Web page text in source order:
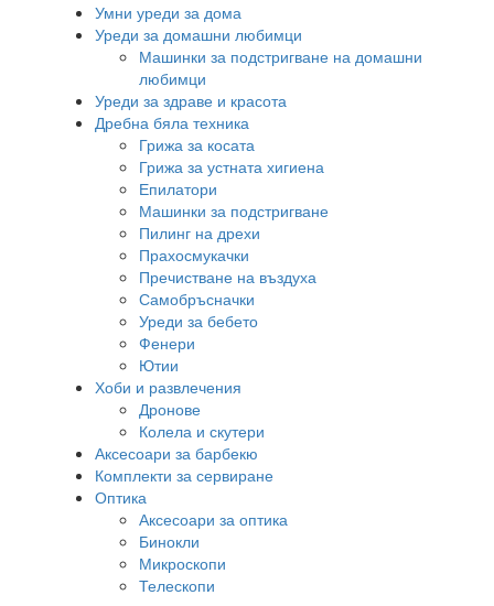
Умни уреди за дома
Уреди за домашни любимци
Машинки за подстригване на домашни
любимци
Уреди за здраве и красота
Дребна бяла техника
Грижа за косата
Грижа за устната хигиена
Епилатори
Машинки за подстригване
Пилинг на дрехи
Прахосмукачки
Пречистване на въздуха
Самобръсначки
Уреди за бебето
Фенери
Ютии
Хоби и развлечения
Дронове
Колела и скутери
Аксесоари за барбекю
Комплекти за сервиране
Оптика
Аксесоари за оптика
Бинокли
Микроскопи
Телескопи